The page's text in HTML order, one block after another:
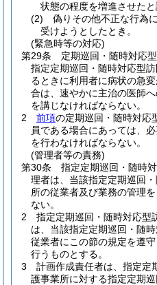
状態の程度を増進させたと
(2)
偽りその他不正な行為
受けようとしたとき。
(緊急時等の対応)
第29条
定期巡回・随時対応
指定定期巡回・随時対応型
るときに利用者に病状の急
合は、速やかに主治の医師
を講じなければならない。
2
前項の定期巡回・随時対応
員である場合にあっては、
を行わなければならない。
(管理者等の責務)
第30条
指定定期巡回・随時
理者は、当該指定定期巡回
所の従業者及び業務の管理
ない。
2
指定定期巡回・随時対応型
は、当該指定定期巡回・随
従業者にこの節の規定を遵
行うものとする。
3
計画作成責任者は、指定定
護事業所に対する指定定期